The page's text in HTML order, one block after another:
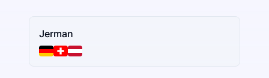
Jerman